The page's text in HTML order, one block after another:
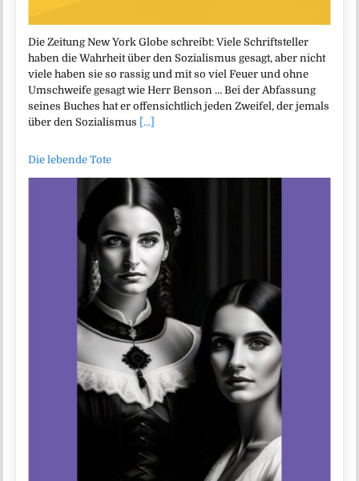
Die Zeitung New York Globe schreibt: Viele Schriftsteller
haben die Wahrheit über den Sozialismus gesagt, aber nicht
viele haben sie so rassig und mit so viel Feuer und ohne
Umschweife gesagt wie Herr Benson … Bei der Abfassung
seines Buches hat er offensichtlich jeden Zweifel, der jemals
über den Sozialismus [...]
Die lebende Tote